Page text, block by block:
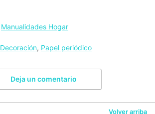
Manualidades Hogar
Decoración, Papel periódico
Deja un comentario
Volver arriba